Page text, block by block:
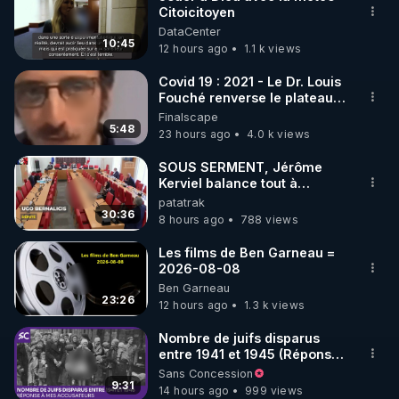
🌱 INSTAGRAM
https://www.instagram.com/rdlr_thierrycasasnovas/
http://rgnr.li/instagram
🌱 LA NEWSLETTER
Pour ne pas rater l’actualité RGNR (stages,
http://rgnr.li/news
🌱 VIDÉOS NON CENSURÉES SUR ODYSEE
Toutes les vidéos Youtube sont aussi sur la
http://rgnr.li/odysee
🌱 LES STAGES EN PRÉSENTIEL
http://rgnr.li/stages
10:45
Citoicitoyen
DataCenter
12 hours ago
1.1 k views
5:48
Covid 19 : 2021 - Le Dr. Louis
Fouché renverse le plateau
de CNews !
Finalscape
23 hours ago
4.0 k views
30:36
SOUS SERMENT, Jérôme
Kerviel balance tout à
l'Assemblée !
patatrak
8 hours ago
788 views
23:26
Les films de Ben Garneau =
2026-08-08
Ben Garneau
12 hours ago
1.3 k views
9:31
Nombre de juifs disparus
entre 1941 et 1945 (Réponse
à mes accusateurs)
Sans Concession
14 hours ago
999 views